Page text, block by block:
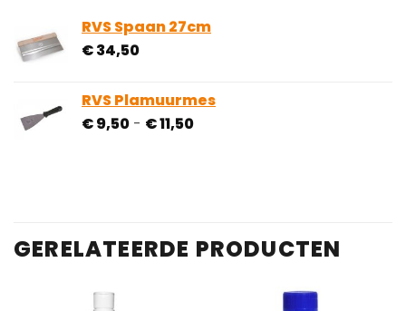
RVS Spaan 27cm
€34,50
RVS Plamuurmes
€9,50 - €11,50Prijsklasse:
GERELATEERDE PRODUCTEN